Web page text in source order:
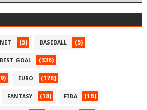
(5) BASEBALL (5)
BEST GOAL (336)
EURO (176)
FANTASY (18) FIBA (16)